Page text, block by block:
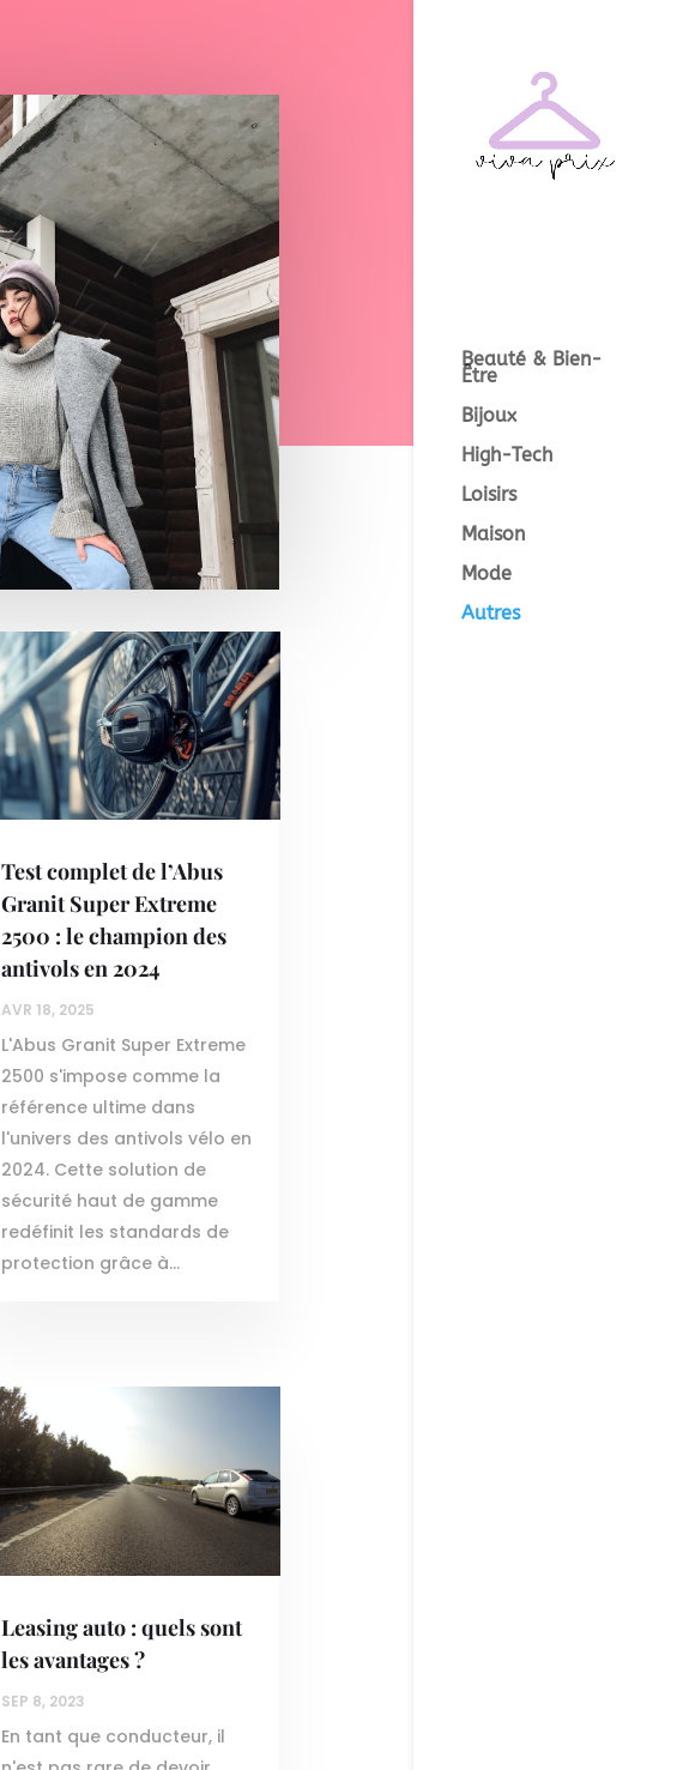
Beauté & Bien-
Être
Bijoux
High-Tech
Loisirs
Maison
Mode
Autres
Test complet de l’Abus
Granit Super Extreme
2500 : le champion des
antivols en 2024
AVR 18, 2025
L'Abus Granit Super Extreme
2500 s'impose comme la
référence ultime dans
l'univers des antivols vélo en
2024. Cette solution de
sécurité haut de gamme
redéfinit les standards de
protection grâce à...
Leasing auto : quels sont
les avantages ?
SEP 8, 2023
En tant que conducteur, il